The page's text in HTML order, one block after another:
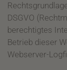
DSGVO
berechtigtes
Betrieb dieser
Webserver-